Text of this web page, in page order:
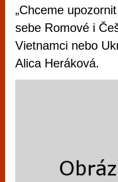
„Chceme
sebe Romové i
Vietnamci nebo
Alica Heráková.
vyzkoušet různé
metropoli
po moderní
příležitostné hráče.